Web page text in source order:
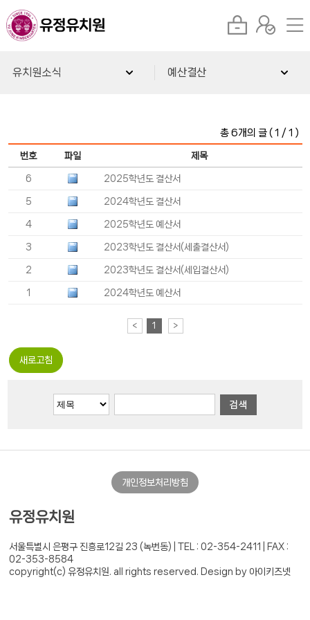
유치원소식 예산결산
총 6개의 글 ( 1 / 1 )
번호 파일 제목
6 2025학년도 결산서
5 2024학년도 결산서
4 2025학년도 예산서
3 2023학년도 결산서(세출결산서)
2 2023학년도 결산서(세입결산서)
1 2024학년도 예산서
< 1 >
새로고침
개인정보처리방침
유정유치원
서울특별시 은평구 진흥로12길 23 (녹번동) |
TEL : 02-354-2411 | FAX :
02-353-8584
copyright(c) 유정유치원. all rights reserved.
Design by 아이키즈넷